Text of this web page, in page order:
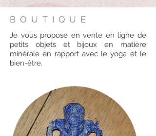
BOUTIQUE
Je vous propose en vente en ligne de
petits objets et bijoux en matière
minérale en rapport avec le yoga et le
bien-être.